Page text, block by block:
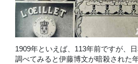
1909年といえば、113年前ですが、日
調べてみると伊藤博文が暗殺された